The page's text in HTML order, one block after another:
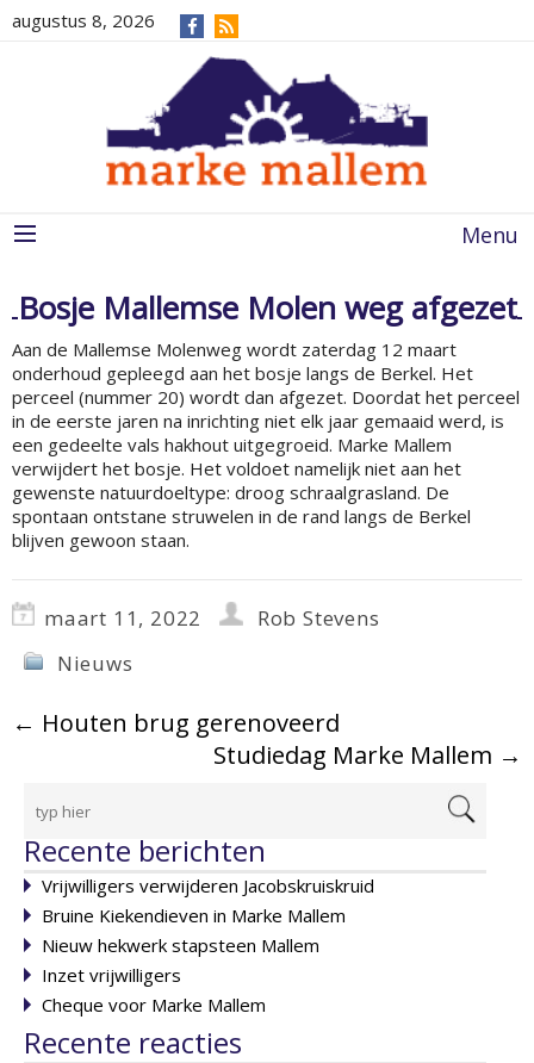
augustus 8, 2026
Menu
Bosje Mallemse Molen weg afgezet
Aan de Mallemse Molenweg wordt zaterdag 12 maart
onderhoud gepleegd aan het bosje langs de Berkel. Het
perceel (nummer 20) wordt dan afgezet. Doordat het perceel
in de eerste jaren na inrichting niet elk jaar gemaaid werd, is
een gedeelte vals hakhout uitgegroeid. Marke Mallem
verwijdert het bosje. Het voldoet namelijk niet aan het
gewenste natuurdoeltype: droog schraalgrasland. De
spontaan ontstane struwelen in de rand langs de Berkel
blijven gewoon staan.
maart 11, 2022
Rob Stevens
Nieuws
← Houten brug gerenoveerd
Studiedag Marke Mallem →
Recente berichten
Vrijwilligers verwijderen Jacobskruiskruid
Bruine Kiekendieven in Marke Mallem
Nieuw hekwerk stapsteen Mallem
Inzet vrijwilligers
Cheque voor Marke Mallem
Recente reacties